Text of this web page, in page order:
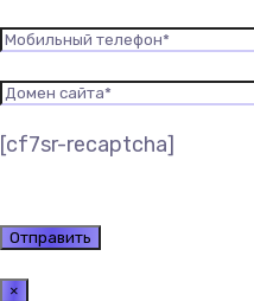
[cf7sr-recaptcha]
×